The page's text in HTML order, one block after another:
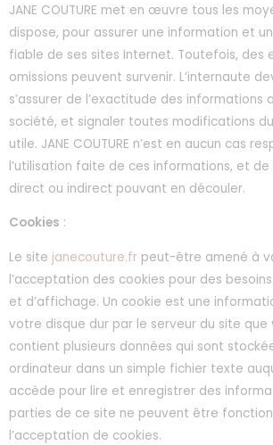
JANE COUTURE met en œuvre tous les
dispose, pour assurer une information et
fiable de ses sites Internet. Toutefois, des
omissions peuvent survenir. L’internaute
s’assurer de l’exactitude des informations
société, et signaler toutes modifications
utile. JANE COUTURE n’est en aucun cas
l’utilisation faite de ces informations, et
direct ou indirect pouvant en découler.
Cookies :
Le site janecouture.fr peut-être amené à
l’acceptation des cookies pour des
et d’affichage. Un cookie est une
votre disque dur par le serveur du site que
contient plusieurs données qui sont
ordinateur dans un simple fichier texte
accède pour lire et enregistrer des
parties de ce site ne peuvent être
l’acceptation de cookies.